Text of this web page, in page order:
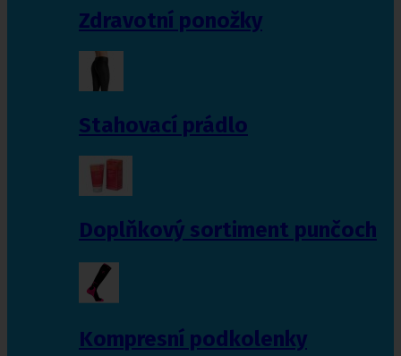
Zdravotní ponožky
Stahovací prádlo
Doplňkový sortiment punčoch
Kompresní podkolenky